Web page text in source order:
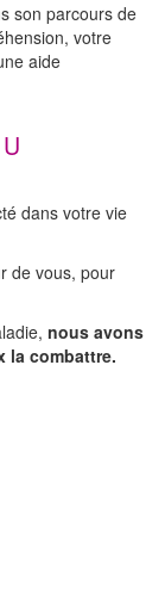
son parcours de
votre
aide
dans votre vie
de vous, pour
nous avons
la combattre.